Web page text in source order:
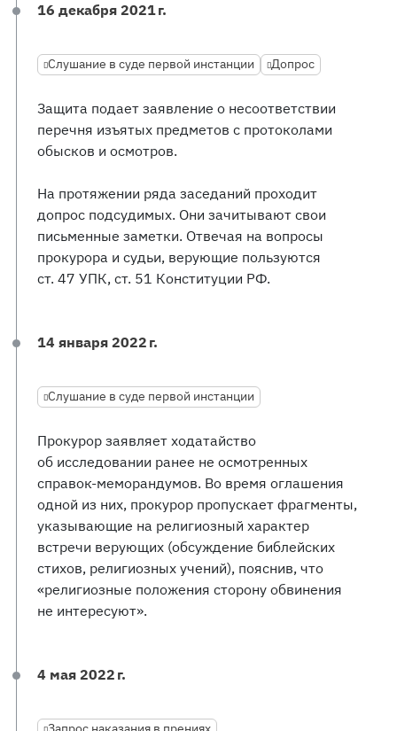
16 декабря 2021 г.
Слушание в суде первой инстанции Допрос
Защита подает заявление о несоответствии
перечня изъятых предметов с протоколами
обысков и осмотров.
На протяжении ряда заседаний проходит
допрос подсудимых. Они зачитывают свои
письменные заметки. Отвечая на вопросы
прокурора и судьи, верующие пользуются
ст. 47 УПК, ст. 51 Конституции РФ.
14 января 2022 г.
Слушание в суде первой инстанции
Прокурор заявляет ходатайство
об исследовании ранее не осмотренных
справок-меморандумов. Во время оглашения
одной из них, прокурор пропускает фрагменты,
указывающие на религиозный характер
встречи верующих (обсуждение библейских
стихов, религиозных учений), пояснив, что
«религиозные положения сторону обвинения
не интересуют».
4 мая 2022 г.